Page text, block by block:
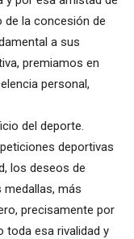
la concesión de
a sus
premiamos en
personal,
del deporte.
deportivas
los deseos de
más
precisamente por
toda esa rivalidad y